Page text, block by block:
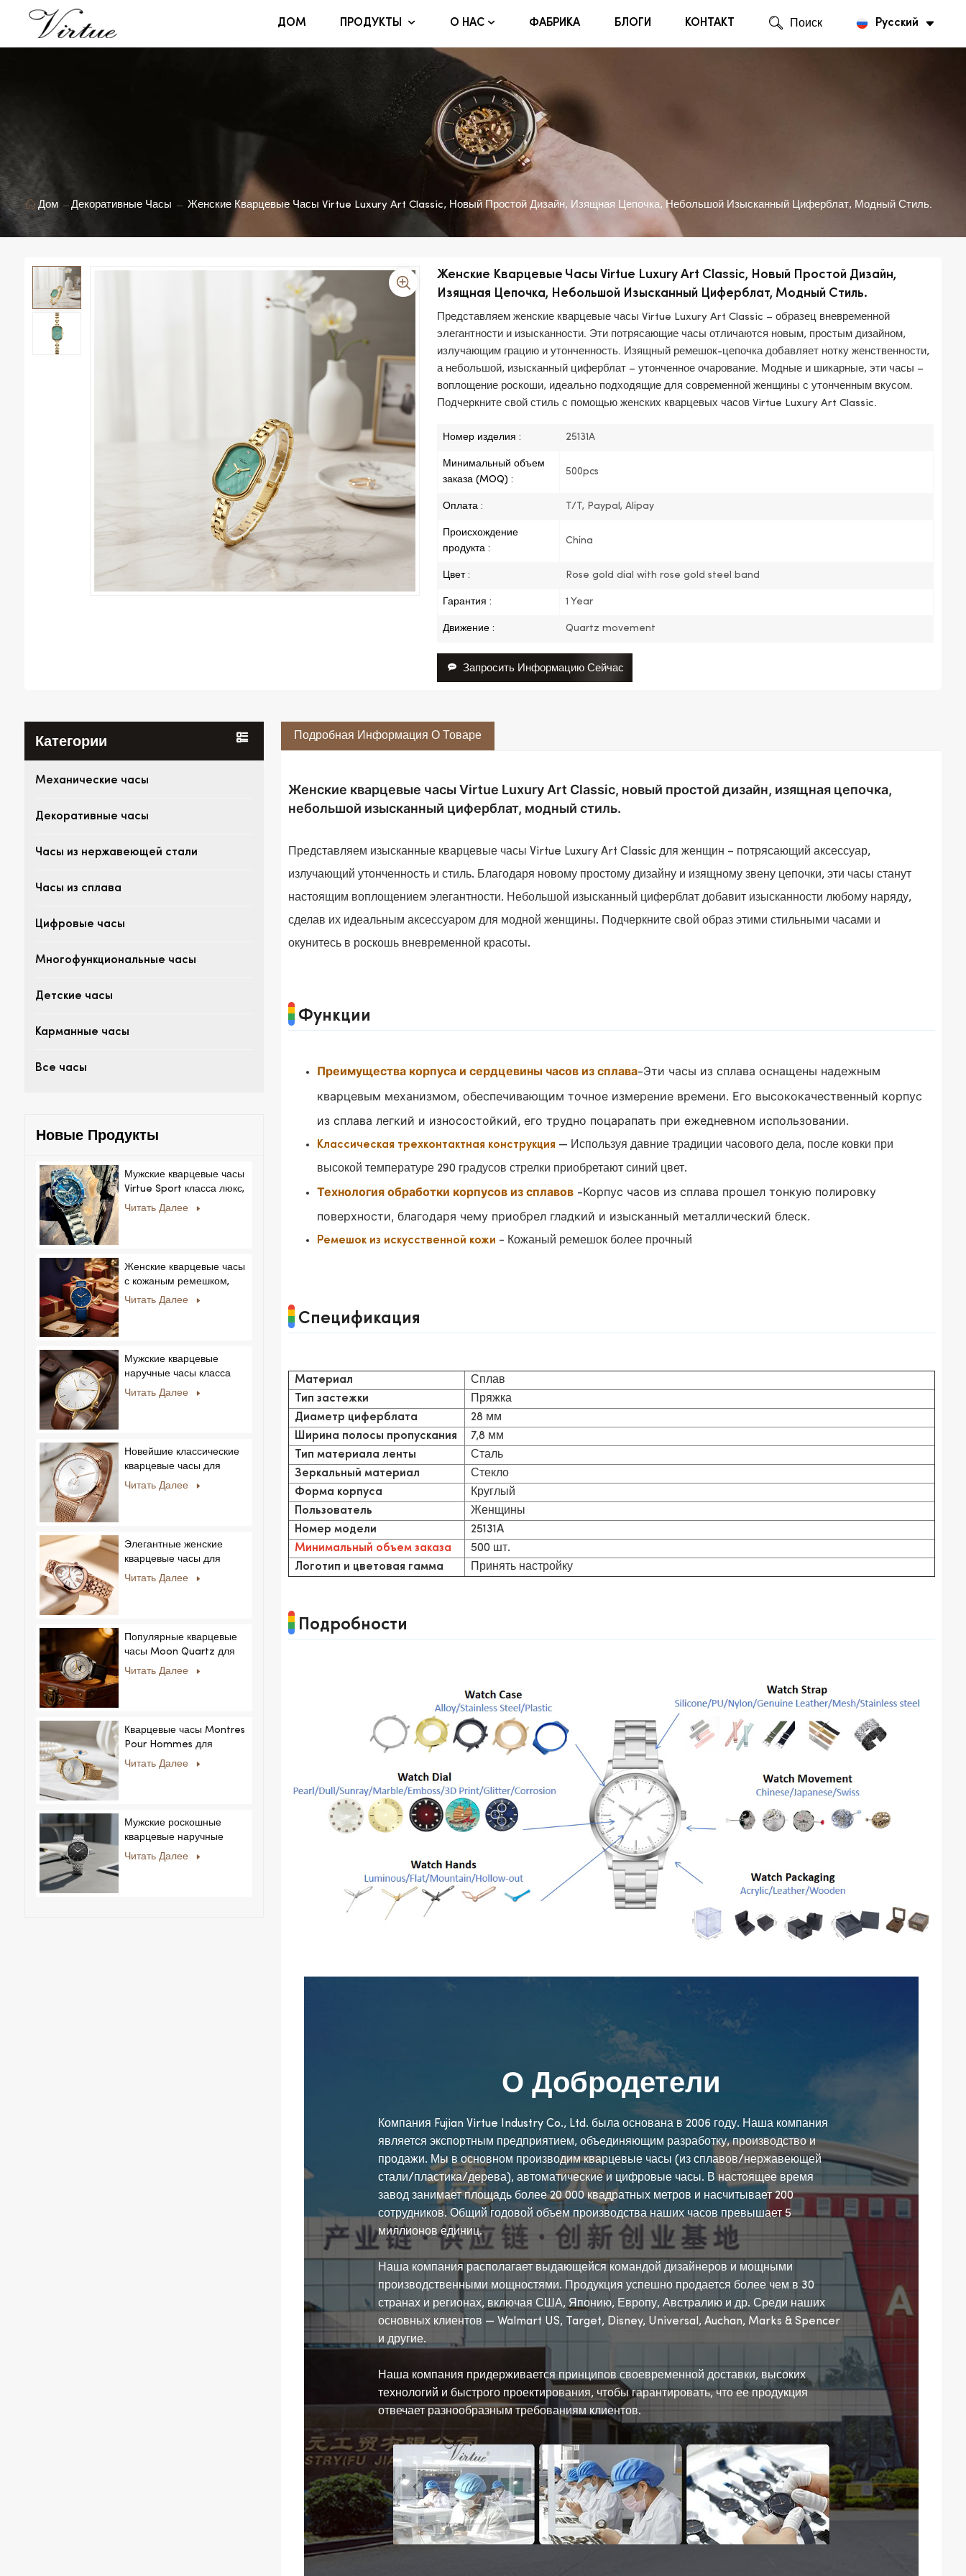
ДОМ ПРОДУКТЫ О НАС ФАБРИКА БЛОГИ КОНТАКТ Поиск Русский
Дом Декоративные Часы Женские Кварцевые Часы Virtue Luxury Art Classic, Новый Простой Дизайн, Изящная Цепочка, Небольшой Изысканный Циферблат, Модный Стиль.
Женские Кварцевые Часы Virtue Luxury Art Classic, Новый Простой Дизайн,
Изящная Цепочка, Небольшой Изысканный Циферблат, Модный Стиль.
Представляем женские кварцевые часы Virtue Luxury Art Classic – образец вневременной
элегантности и изысканности. Эти потрясающие часы отличаются новым, простым дизайном,
излучающим грацию и утонченность. Изящный ремешок-цепочка добавляет нотку женственности,
а небольшой, изысканный циферблат – утонченное очарование. Модные и шикарные, эти часы –
воплощение роскоши, идеально подходящие для современной женщины с утонченным вкусом.
Подчеркните свой стиль с помощью женских кварцевых часов Virtue Luxury Art Classic.
Номер изделия : 25131A
Минимальный объем
заказа (MOQ) :
500pcs
Оплата : T/T, Paypal, Alipay
Происхождение
продукта :
China
Цвет : Rose gold dial with rose gold steel band
Гарантия : 1 Year
Движение : Quartz movement
Запросить Информацию Сейчас
Категории
Механические часы
Декоративные часы
Часы из нержавеющей стали
Часы из сплава
Цифровые часы
Многофункциональные часы
Детские часы
Карманные часы
Все часы
Новые Продукты
Мужские кварцевые часы
Virtue Sport класса люкс,
корпус из сплава,
логотипа на заказ для
Читать Далее
Женские кварцевые часы
с кожаным ремешком,
ультратонкие, с
Relogio, ультратонкие, с
кристаллами.
Читать Далее
Мужские кварцевые
наручные часы класса
люкс с корпусом из
Читать Далее
Новейшие классические
кварцевые часы для
мужчин:
мужчин и женщин.
Читать Далее
Элегантные женские
кварцевые часы для
частных и эксклюзивных
Читать Далее
Популярные кварцевые
часы Moon Quartz для
бизнеса, простые и
Читать Далее
Кварцевые часы Montres
Pour Hommes для
мужчин и женщин,
стразами, новый
специальный циферблат.
Читать Далее
Мужские роскошные
кварцевые наручные
часы с ремешком из
Читать Далее
Подробная Информация О Товаре
Женские кварцевые часы Virtue Luxury Art Classic, новый простой дизайн, изящная цепочка,
небольшой изысканный циферблат, модный стиль.
Представляем изысканные кварцевые часы Virtue Luxury Art Classic для женщин – потрясающий аксессуар,
излучающий утонченность и стиль. Благодаря новому простому дизайну и изящному звену цепочки, эти часы станут
настоящим воплощением элегантности. Небольшой изысканный циферблат добавит изысканности любому наряду,
сделав их идеальным аксессуаром для модной женщины. Подчеркните свой образ этими стильными часами и
окунитесь в роскошь вневременной красоты.
Функции
Преимущества корпуса и сердцевины часов из сплава-Эти часы из сплава оснащены надежным
кварцевым механизмом, обеспечивающим точное измерение времени. Его высококачественный корпус
из сплава легкий и износостойкий, его трудно поцарапать при ежедневном использовании.
Классическая трехконтактная конструкция — Используя давние традиции часового дела, после ковки при
высокой температуре 290 градусов стрелки приобретают синий цвет.
Технология обработки корпусов из сплавов -Корпус часов из сплава прошел тонкую полировку
поверхности, благодаря чему приобрел гладкий и изысканный металлический блеск.
Ремешок из искусственной кожи - Кожаный ремешок более прочный
Спецификация
Материал Сплав
Тип застежки Пряжка
Диаметр циферблата 28 мм
Ширина полосы пропускания 7,8 мм
Тип материала ленты Сталь
Зеркальный материал Стекло
Форма корпуса Круглый
Пользователь Женщины
Номер модели 25131A
Минимальный объем заказа 500 шт.
Логотип и цветовая гамма Принять настройку
Подробности
О Добродетели
Компания Fujian Virtue Industry Co., Ltd. была основана в 2006 году. Наша компания
является экспортным предприятием, объединяющим разработку, производство и
продажи. Мы в основном производим кварцевые часы (из сплавов/нержавеющей
стали/пластика/дерева), автоматические и цифровые часы. В настоящее время
завод занимает площадь более 20 000 квадратных метров и насчитывает 200
сотрудников. Общий годовой объем производства наших часов превышает 5
миллионов единиц.
Наша компания располагает выдающейся командой дизайнеров и мощными
производственными мощностями. Продукция успешно продается более чем в 30
странах и регионах, включая США, Японию, Европу, Австралию и др. Среди наших
основных клиентов — Walmart US, Target, Disney, Universal, Auchan, Marks & Spencer
и другие.
Наша компания придерживается принципов своевременной доставки, высоких
технологий и быстрого проектирования, чтобы гарантировать, что ее продукция
отвечает разнообразным требованиям клиентов.